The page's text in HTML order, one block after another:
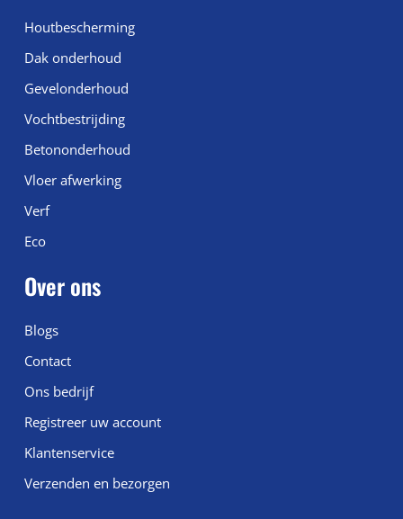
Houtbescherming
Dak onderhoud
Gevelonderhoud
Vochtbestrijding
Betononderhoud
Vloer afwerking
Verf
Eco
Over ons
Blogs
Contact
Ons bedrijf
Registreer uw account
Klantenservice
Verzenden en bezorgen